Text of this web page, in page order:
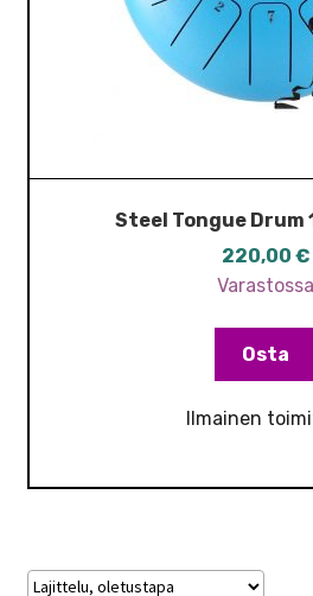
Steel Tongue Drum
220,00 €
Varastossa
Osta
Ilmainen